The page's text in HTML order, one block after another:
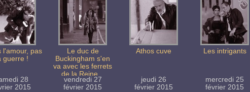
l'amour, pas
guerre !
Le duc de
Buckingham s'en
va avec les ferrets
de la Reine...
Athos cuve Les intrigants
28
2015
vendredi 27
février 2015
jeudi 26
février 2015
mercredi 25
février 2015